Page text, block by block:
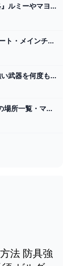
『ゼルダの伝説 ティアキン攻略』ルミーやマヨイのセンサーは一長一短。洞窟の入り口をズバリ教えてくれるマーカーが欲しい。 ゲーム特化速報！
【ティアキン】四地方の異変調査の攻略チャート・メインチャレンジ攻略【ゼルダの伝説ティアーズオブザキングダム】 - SAMURAI GAMERS
【ティアキン】攻略 序盤から強い武器を何度も取れる最強の無限ループ裏技【ゼルダの伝説 ティアーズ オブ ザ キングダム】 - YouTube
【ティアキン】龍の泪(地上絵)の場所一覧・マップ画像付き【ゼルダの伝説ティアーズオブザキングダム】 - SAMURAI GAMERS
法 防具強